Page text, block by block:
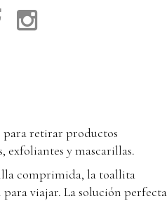
retirar productos
exfoliantes y mascarillas.
comprimida, la toallita
para viajar. La solución perfecta